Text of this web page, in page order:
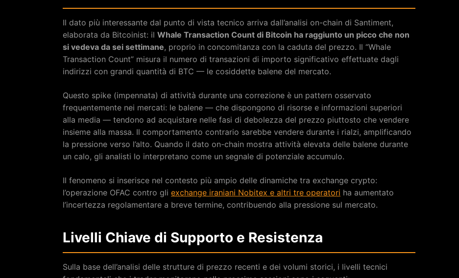
Il dato più interessante dal punto di vista tecnico arriva dall’analisi on-chain di Santiment,
elaborata da Bitcoinist: il Whale Transaction Count di Bitcoin ha raggiunto un picco che non
si vedeva da sei settimane, proprio in concomitanza con la caduta del prezzo. Il “Whale
Transaction Count” misura il numero di transazioni di importo significativo effettuate dagli
indirizzi con grandi quantità di BTC — le cosiddette balene del mercato.
Questo spike (impennata) di attività durante una correzione è un pattern osservato
frequentemente nei mercati: le balene — che dispongono di risorse e informazioni superiori
alla media — tendono ad acquistare nelle fasi di debolezza del prezzo piuttosto che vendere
insieme alla massa. Il comportamento contrario sarebbe vendere durante i rialzi, amplificando
la pressione verso l’alto. Quando il dato on-chain mostra attività elevata delle balene durante
un calo, gli analisti lo interpretano come un segnale di potenziale accumulo.
Il fenomeno si inserisce nel contesto più ampio delle dinamiche tra exchange crypto:
l’operazione OFAC contro gli exchange iraniani Nobitex e altri tre operatori ha aumentato
l’incertezza regolamentare a breve termine, contribuendo alla pressione sul mercato.
Livelli Chiave di Supporto e Resistenza
Sulla base dell’analisi delle strutture di prezzo recenti e dei volumi storici, i livelli tecnici